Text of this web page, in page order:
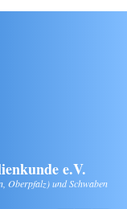
e.V.
Oberpfalz) und Schwaben